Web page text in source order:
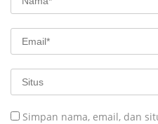
Simpan nama, email, dan